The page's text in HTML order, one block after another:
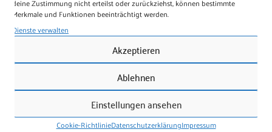
deine Zustimmung nicht erteilst oder zurückziehst, können bestimmte
Merkmale und Funktionen beeinträchtigt werden.
Dienste verwalten
Akzeptieren
Ablehnen
Einstellungen ansehen
Cookie-RichtlinieDatenschutzerklärungImpressum